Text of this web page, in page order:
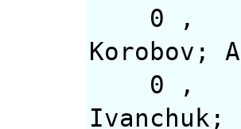
0 ,
Korobov;
0 ,
Ivanchuk;